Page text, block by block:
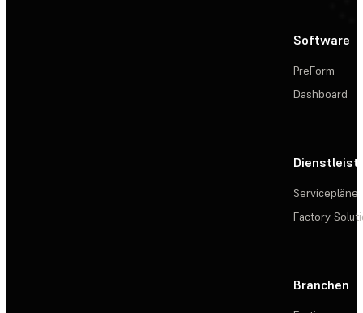
Software
PreForm
Dashboard
Servicepläne
Factory
Branchen